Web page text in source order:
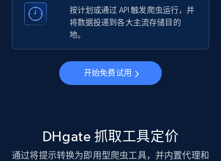
33.5K+ 3.5K+ 注册使用
Instagram - Profiles
Account, Fbid, ID, Followers, Posts count, Is
business account, Is professional account, Is
按计划或通过 API 触发爬虫运行，并
将数据投递到各大主流存储目的
地。
开始免费试用
DHgate 抓取工具定价
通过将提示转换为即用型爬虫工具，并内置代理和